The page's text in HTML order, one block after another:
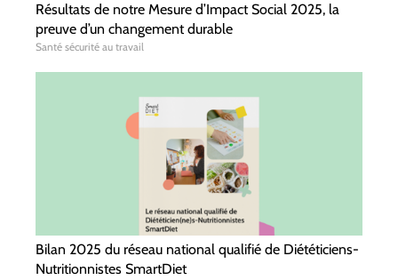
Résultats de notre Mesure d’Impact Social 2025, la
preuve d’un changement durable
Santé sécurité au travail
Bilan 2025 du réseau national qualifié de Diététiciens-
Nutritionnistes SmartDiet